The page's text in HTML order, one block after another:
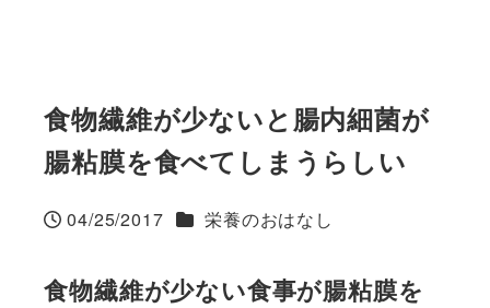
食物繊維が少ないと腸内細菌が
腸粘膜を食べてしまうらしい
投稿日
04/25/2017 カテゴリー
栄養のおはなし
食物繊維が少ない食事が腸粘膜を